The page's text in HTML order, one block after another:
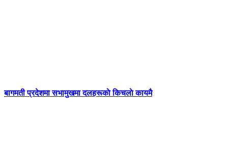
बागमती प्रदेशमा सभामुखमा दलहरूकाे किचलाे कायमै